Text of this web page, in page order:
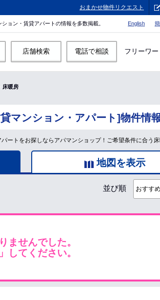
おまかせ物件リクエスト
ョン・賃貸アパートの情報を多数掲載。 English
店舗検索 電話で相談 フリーワ
床暖房
マンション・アパート]物件情
ートをお探しならアパマンショップ！ご希望条件に合う
地図を表示
並び順
ませんでした。
してください。